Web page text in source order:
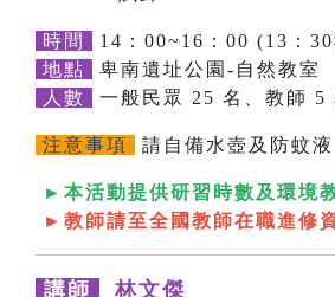
時間
14：00~16：00 (13：
地點
卑南遺址公園-自然教室
人數
一般民眾 25 名、教師 5
注意事項 請自備水壺及防蚊液
►本活動提供研習時數及環境
►教師請至全國教師在職進修
講師 林文傑